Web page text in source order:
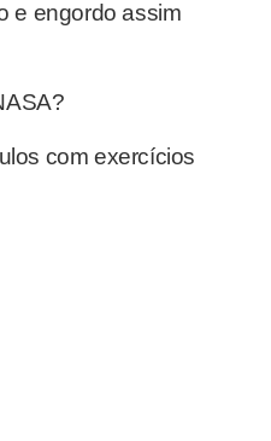
e engordo assim
com exercícios